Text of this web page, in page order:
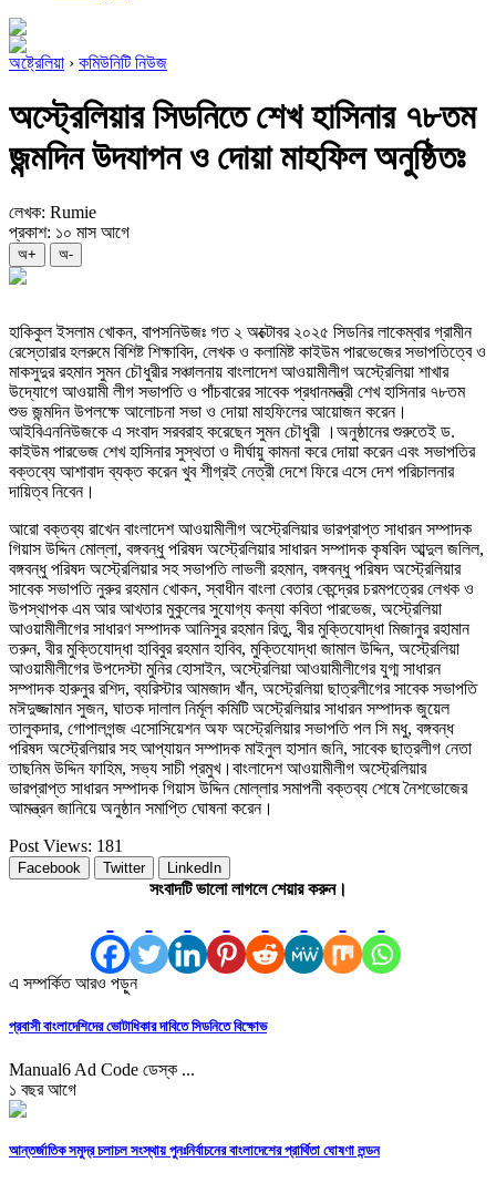
অষ্ট্রেলিয়া › কমিউনিটি নিউজ
অস্ট্রেলিয়ার সিডনিতে শেখ হাসিনার ৭৮তম
জন্মদিন উদযাপন ও দোয়া মাহফিল অনুষ্ঠিতঃ
লেখক: Rumie
প্রকাশ: ১০ মাস আগে
অ+ অ-
হাকিকুল ইসলাম খোকন, বাপসনিউজঃ গত ২ অক্টোবর ২০২৫ সিডনির লাকেম্বার গ্রামীন
রেস্তোরার হলরুমে বিশিষ্ট শিক্ষাবিদ, লেখক ও কলামিষ্ট কাইউম পারভেজের সভাপতিত্বে ও
মাকসুদুর রহমান সুমন চৌধুরীর সঞ্চালনায় বাংলাদেশ আওয়ামীলীগ অস্ট্রেলিয়া শাখার
উদ্যোগে আওয়ামী লীগ সভাপতি ও পাঁচবারের সাবেক প্রধানমন্ত্রী শেখ হাসিনার ৭৮তম
শুভ জন্মদিন উপলক্ষে আলোচনা সভা ও দোয়া মাহফিলের আয়োজন করেন।
আইবিএননিউজকে এ সংবাদ সরবরাহ করেছেন সুমন চৌধুরী ।অনুষ্ঠানের শুরুতেই ড.
কাইউম পারভেজ শেখ হাসিনার সুস্থতা ও দীর্ঘায়ু কামনা করে দোয়া করেন এবং সভাপতির
বক্তব্যে আশাবাদ ব্যক্ত করেন খুব শীগ্রই নেত্রী দেশে ফিরে এসে দেশ পরিচালনার
দায়িত্ব নিবেন।
আরো বক্তব্য রাখেন বাংলাদেশ আওয়ামীলীগ অস্ট্রেলিয়ার ভারপ্রাপ্ত সাধারন সম্পাদক
গিয়াস উদ্দিন মোল্লা, বঙ্গবন্ধু পরিষদ অস্ট্রেলিয়ার সাধারন সম্পাদক কৃষবিদ আব্দুল জলিল,
বঙ্গবন্ধু পরিষদ অস্ট্রেলিয়ার সহ সভাপতি লাভলী রহমান, বঙ্গবন্ধু পরিষদ অস্ট্রেলিয়ার
সাবেক সভাপতি নুরুর রহমান খোকন, স্বাধীন বাংলা বেতার কেন্দ্রের চরমপত্রের লেখক ও
উপস্থাপক এম আর আখতার মুকুলের সুযোগ্য কন্যা কবিতা পারভেজ, অস্ট্রেলিয়া
আওয়ামীলীগের সাধারণ সম্পাদক আনিসুর রহমান রিতু, বীর মুক্তিযোদ্ধা মিজানুর রহামান
তরুন, বীর মুক্তিযোদ্ধা হাবিবুর রহমান হাবিব, মুক্তিযোদ্ধা জামাল উদ্দিন, অস্ট্রেলিয়া
আওয়ামীলীগের উপদেস্টা মুনির হোসাইন, অস্ট্রেলিয়া আওয়ামীলীগের যুগ্ম সাধারন
সম্পাদক হারুনুর রশিদ, ব্যরিস্টার আমজাদ খাঁন, অস্ট্রেলিয়া ছাত্রলীগের সাবেক সভাপতি
মঈদুজ্জামান সুজন, ঘাতক দালাল নির্মূল কমিটি অস্ট্রেলিয়ার সাধারন সম্পাদক জুয়েল
তালুকদার, গোপালগন্জ এসোসিয়েশন অফ অস্ট্রেলিয়ার সভাপতি পল সি মধু, বঙ্গবন্ধ
পরিষদ অস্ট্রেলিয়ার সহ আপ্যায়ন সম্পাদক মাইনুল হাসান জনি, সাবেক ছাত্রলীগ নেতা
তাছনিম উদ্দিন ফাহিম, সভ্য সাচী প্রমুখ।বাংলাদেশ আওয়ামীলীগ অস্ট্রেলিয়ার
ভারপ্রাপ্ত সাধারন সম্পাদক গিয়াস উদ্দিন মোল্লার সমাপনী বক্তব্য শেষে নৈশভোজের
আমন্ত্রন জানিয়ে অনুষ্ঠান সমাপ্তি ঘোষনা করেন।
Post Views: 181
Facebook Twitter LinkedIn
সংবাদটি ভালো লাগলে শেয়ার করুন।
এ সম্পর্কিত আরও পড়ুন
প্রবাসী বাংলাদেশিদের ভোটাধিকার দাবিতে সিডনিতে বিক্ষোভ
Manual6 Ad Code ডেস্ক ...
১ বছর আগে
আন্তর্জাতিক সমুদ্র চলাচল সংস্থায় পুনঃনির্বাচনের বাংলাদেশের প্রার্থিতা ঘোষণা লন্ডন